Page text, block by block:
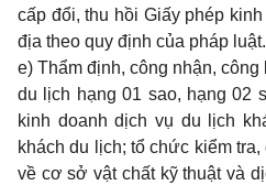
cấp đổi, thu hồi Giấy phép
địa theo quy định của pháp luật.
e) Thẩm định, công nhận,
du lịch hạng 01 sao, hạng 02
kinh doanh dịch vụ du lịch
khách du lịch; tổ chức kiểm
về cơ sở vật chất kỹ thuật và